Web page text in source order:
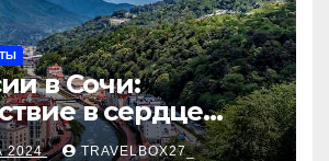
в Сочи:
в сердце
курорта
2024 TRAVELBOX27_